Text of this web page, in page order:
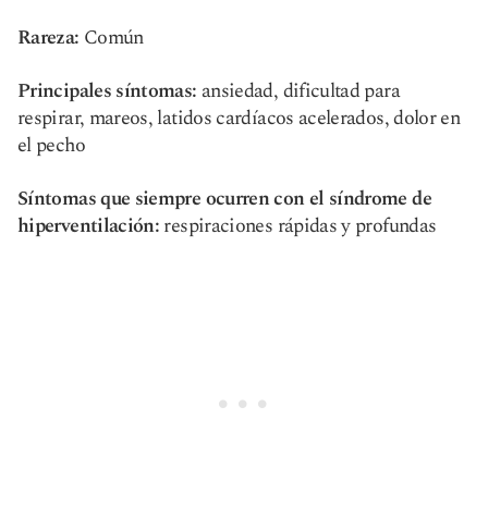
Rareza: Común
Principales síntomas: ansiedad, dificultad para
respirar, mareos, latidos cardíacos acelerados, dolor en
el pecho
Síntomas que siempre ocurren con el síndrome de
hiperventilación:respiraciones rápidas y profundas